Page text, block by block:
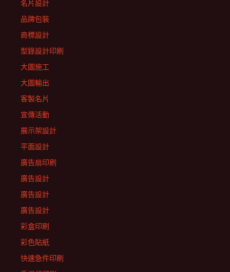
名片設計
品牌包裝
商標設計
型錄設計印刷
大圖施工
大圖輸出
客製名片
宣傳活動
展示架設計
平面設計
廣告扇印刷
廣告設計
廣告設計
廣告設計
彩盒印刷
彩色貼紙
快速急件印刷